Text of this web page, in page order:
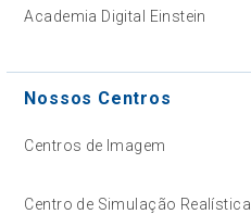
Academia Digital Einstein
Nossos Centros
Centros de Imagem
Centro de Simulação Realística